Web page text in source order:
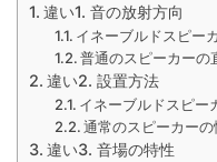
違い1. 音の放射方向
イネーブルドスピー
普通のスピーカーの
違い2. 設置方法
イネーブルドスピー
通常のスピーカー
違い3. 音場の特性